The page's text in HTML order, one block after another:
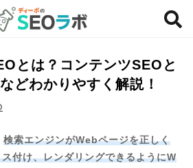
とは？コンテンツSEOと
どわかりやすく解説！
検索エンジンがWebページを正しく
付け、レンダリングできるようにW